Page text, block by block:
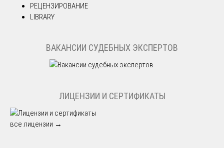
РЕЦЕНЗИРОВАНИЕ
LIBRARY
ВАКАНСИИ СУДЕБНЫХ ЭКСПЕРТОВ
ЛИЦЕНЗИИ И СЕРТИФИКАТЫ
все лицензии →